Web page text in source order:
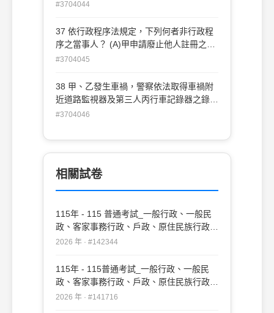
理法規之處罰
#3704044
37 依行政程序法規定，下列何者非行政程
序之當事人？ (A)甲申請廢止他人註冊之商
標 (B)乙擔任申請補助案件之輔佐人 (C)丙
丁經主管機關通知後，參加鄰近危老建築重
建計畫
#3704045
38 甲、乙發生車禍，警察依法取得車禍附
近道路監視器及第三人丙行車記錄器之錄
影，下列敘述何者錯 誤？ (A)警察機關依其
府資訊 (B)丙同意交付其行車記錄器錄影於
警察後，該錄影仍屬丙個人資訊，非政府資
部特徵，屬於個人隱私，不得任意提供 (D)
警察提供肇事前後關鍵錄影時，應遮蔽無關
#3704046
相關試卷
115年 - 115 普通考試_一般行政、一般民
政、客家事務行政、戶政、原住民族行政、
社會行政、勞工行政、教育行政、人事行
複)#142344
2026 年 · #142344
115年 - 115普通考試_一般行政、一般民
政、客家事務行政、戶政、原住民族行政、
社會行政、勞工行政、教育行政、人事行
2026 年 · #141716